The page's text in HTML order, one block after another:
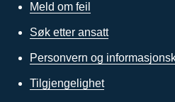
Meld om feil
Søk etter ansatt
Personvern og
Tilgjengelighet